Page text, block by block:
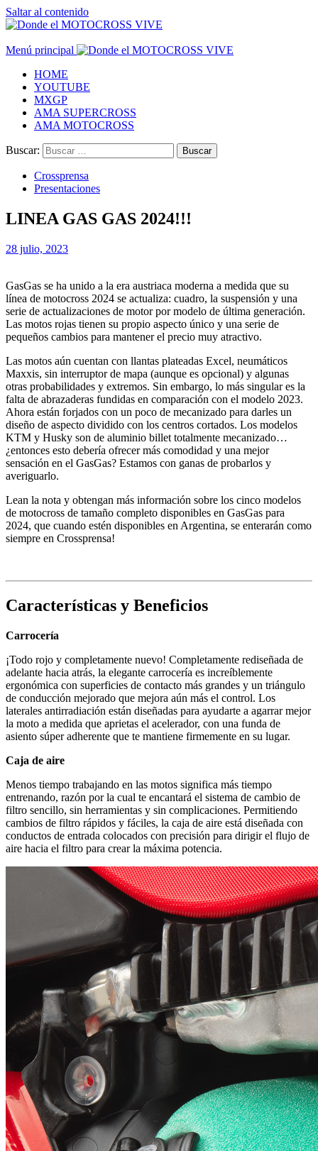
Saltar al contenido
Menú principal
HOME
YOUTUBE
MXGP
AMA SUPERCROSS
AMA MOTOCROSS
Buscar:
Crossprensa
Presentaciones
LINEA GAS GAS 2024!!!
28 julio, 2023
GasGas se ha unido a la era austriaca moderna a medida que su
línea de motocross 2024 se actualiza: cuadro, la suspensión y una
serie de actualizaciones de motor por modelo de última generación.
Las motos rojas tienen su propio aspecto único y una serie de
pequeños cambios para mantener el precio muy atractivo.
Las motos aún cuentan con llantas plateadas Excel, neumáticos
Maxxis, sin interruptor de mapa (aunque es opcional) y algunas
otras probabilidades y extremos. Sin embargo, lo más singular es la
falta de abrazaderas fundidas en comparación con el modelo 2023.
Ahora están forjados con un poco de mecanizado para darles un
diseño de aspecto dividido con los centros cortados. Los modelos
KTM y Husky son de aluminio billet totalmente mecanizado…
¿entonces esto debería ofrecer más comodidad y una mejor
sensación en el GasGas? Estamos con ganas de probarlos y
averiguarlo.
Lean la nota y obtengan más información sobre los cinco modelos
de motocross de tamaño completo disponibles en GasGas para
2024, que cuando estén disponibles en Argentina, se enterarán como
siempre en Crossprensa!
Características y Beneficios
Carrocería
¡Todo rojo y completamente nuevo! Completamente rediseñada de
adelante hacia atrás, la elegante carrocería es increíblemente
ergonómica con superficies de contacto más grandes y un triángulo
de conducción mejorado que mejora aún más el control. Los
laterales antirradiación están diseñadas para ayudarte a agarrar mejor
la moto a medida que aprietas el acelerador, con una funda de
asiento súper adherente que te mantiene firmemente en su lugar.
Caja de aire
Menos tiempo trabajando en las motos significa más tiempo
entrenando, razón por la cual te encantará el sistema de cambio de
filtro sencillo, sin herramientas y sin complicaciones. Permitiendo
cambios de filtro rápidos y fáciles, la caja de aire está diseñada con
conductos de entrada colocados con precisión para dirigir el flujo de
aire hacia el filtro para crear la máxima potencia.